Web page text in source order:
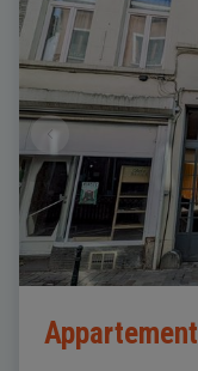
Appartement